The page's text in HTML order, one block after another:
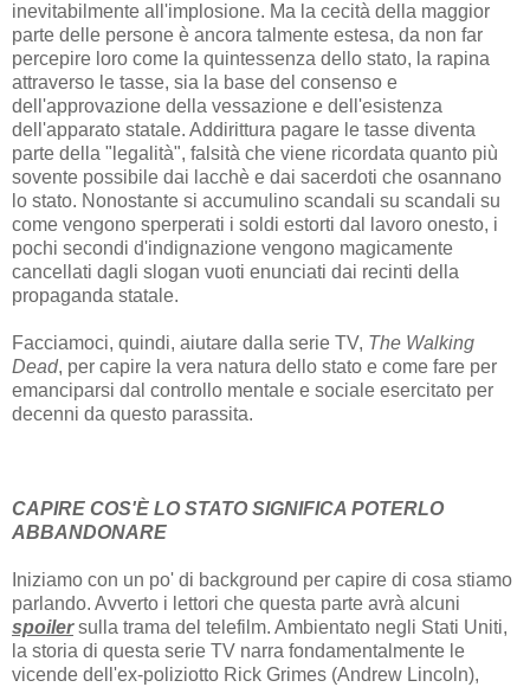
inevitabilmente all'implosione. Ma la cecità della maggior
parte delle persone è ancora talmente estesa, da non far
percepire loro come la quintessenza dello stato, la rapina
attraverso le tasse, sia la base del consenso e
dell'approvazione della vessazione e dell'esistenza
dell'apparato statale. Addirittura pagare le tasse diventa
parte della "legalità", falsità che viene ricordata quanto più
sovente possibile dai lacchè e dai sacerdoti che osannano
lo stato. Nonostante si accumulino scandali su scandali su
come vengono sperperati i soldi estorti dal lavoro onesto, i
pochi secondi d'indignazione vengono magicamente
cancellati dagli slogan vuoti enunciati dai recinti della
propaganda statale.
Facciamoci, quindi, aiutare dalla serie TV, The Walking
Dead, per capire la vera natura dello stato e come fare per
emanciparsi dal controllo mentale e sociale esercitato per
decenni da questo parassita.
CAPIRE COS'È LO STATO SIGNIFICA POTERLO
ABBANDONARE
Iniziamo con un po' di background per capire di cosa stiamo
parlando. Avverto i lettori che questa parte avrà alcuni
spoilersulla trama del telefilm. Ambientato negli Stati Uniti,
la storia di questa serie TV narra fondamentalmente le
vicende dell'ex-poliziotto Rick Grimes (Andrew Lincoln),